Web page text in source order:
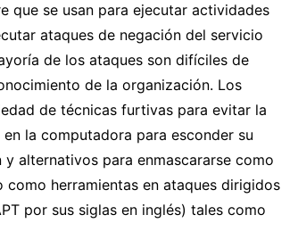
que se usan para ejecutar actividades
ataques de negación del servicio
de los ataques son difíciles de
de la organización. Los
de técnicas furtivas para evitar la
la computadora para esconder su
alternativos para enmascararse como
herramientas en ataques dirigidos
por sus siglas en inglés) tales como